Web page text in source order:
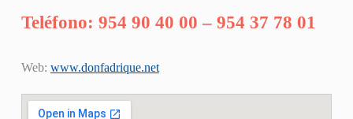
Teléfono: 954 90 40 00 – 954 37 78 01
Web: www.donfadrique.net